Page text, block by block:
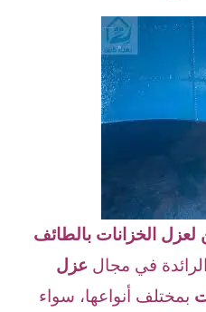
الخزانات بالطائف
في مجال عزل
بمختلف أنواعها، سواء